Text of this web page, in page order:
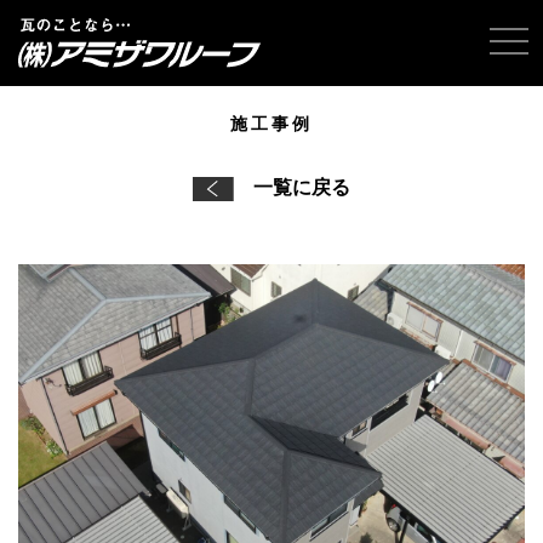
施工事例
一覧に戻る